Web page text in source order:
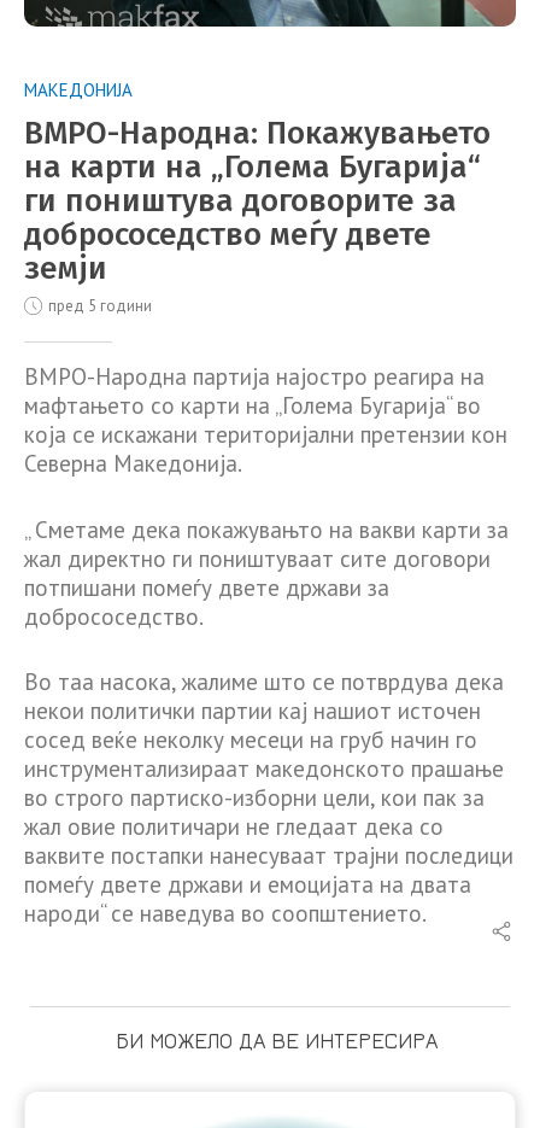
МАКЕДОНИЈА
ВМРО-Народна: Покажувањето
на карти на „Голема Бугарија“
ги поништува договорите за
добрососедство меѓу двете
земји
пред 5 години
ВМРО-Народна партија најостро реагира на
мафтањето со карти на „Голема Бугарија“ во
која се искажани територијални претензии кон
Северна Македонија.
„ Сметаме дека покажувањто на вакви карти за
жал директно ги поништуваат сите договори
потпишани помеѓу двете држави за
добрососедство.
Во таа насока, жалиме што се потврдува дека
некои политички партии кај нашиот источен
сосед веќе неколку месеци на груб начин го
инструментализираат македонското прашање
во строго партиско-изборни цели, кои пак за
жал овие политичари не гледаат дека со
ваквите постапки нанесуваат трајни последици
помеѓу двете држави и емоцијата на двата
народи“ се наведува во соопштението.
БИ МОЖЕЛО ДА ВЕ ИНТЕРЕСИРА